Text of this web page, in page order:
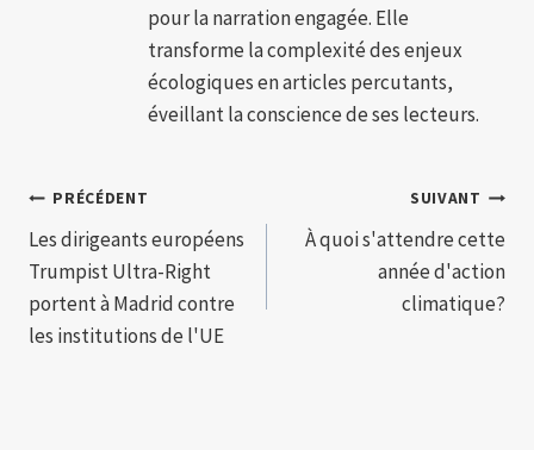
pour la narration engagée. Elle
transforme la complexité des enjeux
écologiques en articles percutants,
éveillant la conscience de ses lecteurs.
Navigation
de
l’article
PRÉCÉDENT
Les dirigeants européens
Trumpist Ultra-Right
portent à Madrid contre
les institutions de l'UE
SUIVANT
À quoi s'attendre cette
année d'action
climatique?